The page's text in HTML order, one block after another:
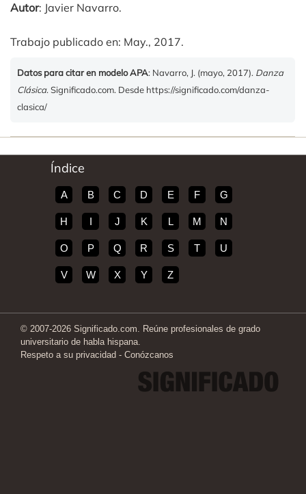
Autor: Javier Navarro.
Trabajo publicado en: May., 2017.
Datos para citar en modelo APA: Navarro, J. (mayo, 2017). Danza
Clásica. Significado.com. Desde https://significado.com/danza-
clasica/
Índice
A B C D E F G
H J K L M N
O P Q R S T U
V W X Y Z
© 2007-2026 Significado.com. Reúne profesionales de grado
universitario de habla hispana.
Respeto a su privacidad - Conózcanos